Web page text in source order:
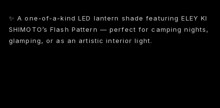
✨ A one-of-a-kind LED lantern shade featuring ELEY KI
SHIMOTO’s Flash Pattern — perfect for camping nights,
glamping, or as an artistic interior light.